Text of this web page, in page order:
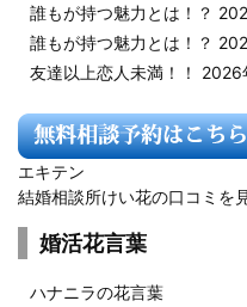
誰もが持つ魅力とは！？
誰もが持つ魅力とは！？
友達以上恋人未満！！
2026
エキテン
結婚相談所けい花の口コミを
婚活花言葉
ハナニラの花言葉